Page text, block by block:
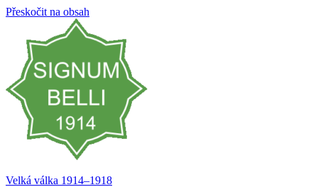
Přeskočit na obsah
Velká válka 1914–⁠⁠⁠⁠⁠⁠1918